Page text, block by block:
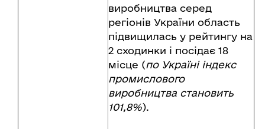
виробництва серед
регіонів України область
підвищилась у рейтингу на
2 сходинки і посідає 18
місце (по Україні індекс
промислового
виробництва становить
101,8%).